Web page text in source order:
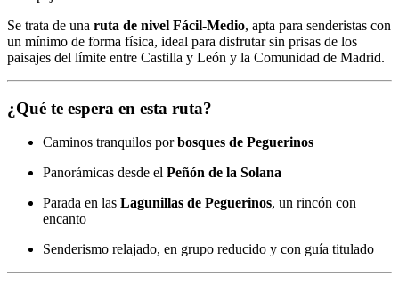
Se trata de una ruta de nivel Fácil-Medio, apta para senderistas con
un mínimo de forma física, ideal para disfrutar sin prisas de los
paisajes del límite entre Castilla y León y la Comunidad de Madrid.
¿Qué te espera en esta ruta?
Caminos tranquilos porbosques de Peguerinos
Panorámicas desde el Peñón de la Solana
Parada en las Lagunillas de Peguerinos, un rincón con
encanto
Senderismo relajado, en grupo reducido y con guía titulado